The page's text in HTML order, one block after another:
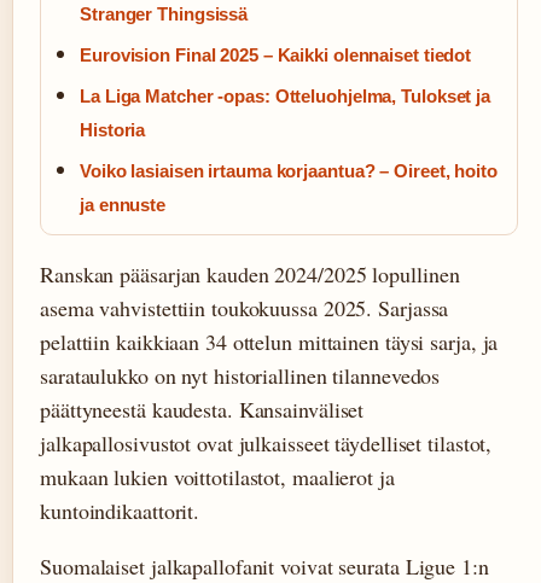
Stranger Thingsissä
Eurovision Final 2025 – Kaikki olennaiset tiedot
La Liga Matcher -opas: Otteluohjelma, Tulokset ja
Historia
Voiko lasiaisen irtauma korjaantua? – Oireet, hoito
ja ennuste
Ranskan pääsarjan kauden 2024/2025 lopullinen
asema vahvistettiin toukokuussa 2025. Sarjassa
pelattiin kaikkiaan 34 ottelun mittainen täysi sarja, ja
sarataulukko on nyt historiallinen tilannevedos
päättyneestä kaudesta. Kansainväliset
jalkapallosivustot ovat julkaisseet täydelliset tilastot,
mukaan lukien voittotilastot, maalierot ja
kuntoindikaattorit.
Suomalaiset jalkapallofanit voivat seurata Ligue 1:n